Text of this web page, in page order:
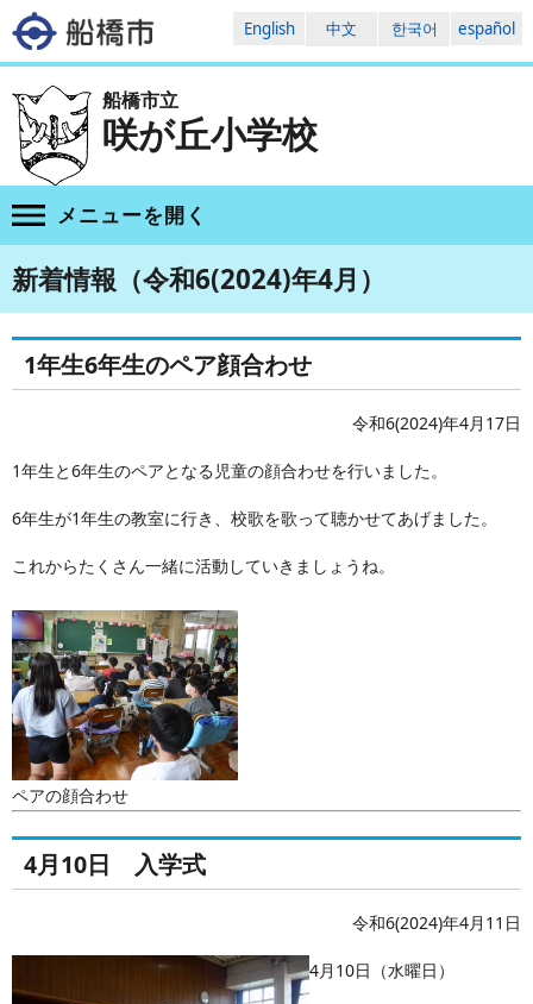
English 中文 한국어 español
船橋市立
咲が丘小学校
メニューを開く
新着情報（令和6(2024)年4月）
1年生6年生のペア顔合わせ
令和6(2024)年4月17日
1年生と6年生のペアとなる児童の顔合わせを行いました。
6年生が1年生の教室に行き、校歌を歌って聴かせてあげました。
これからたくさん一緒に活動していきましょうね。
ペアの顔合わせ
4月10日 入学式
令和6(2024)年4月11日
4月10日（水曜日）